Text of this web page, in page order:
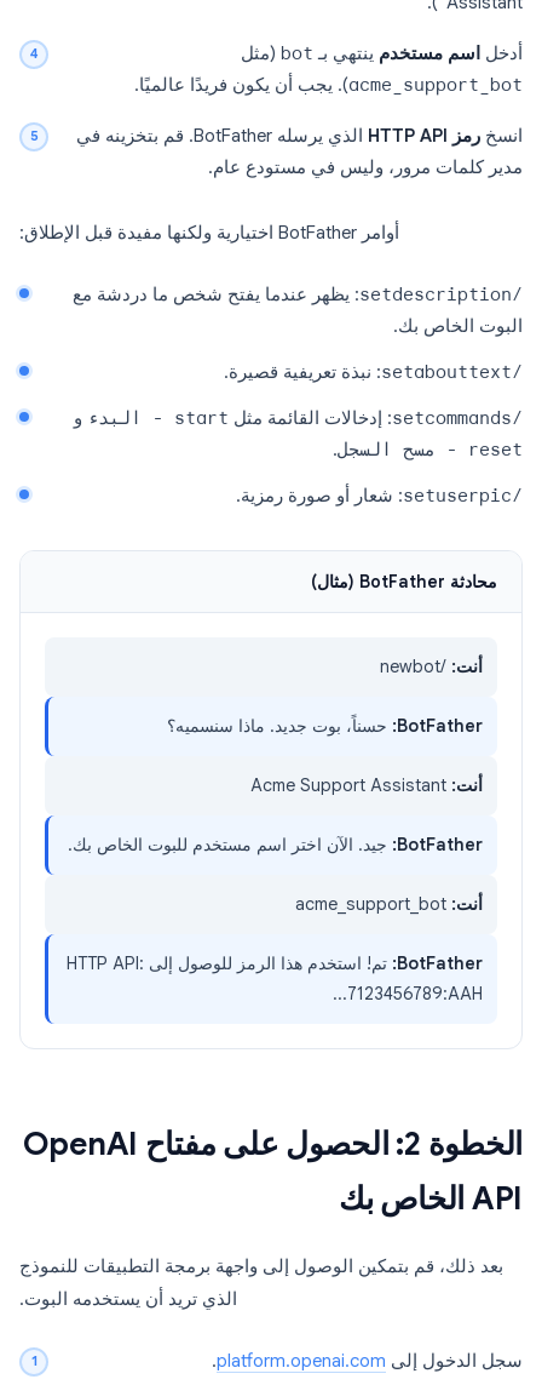
أدخل اسم مستخدم ينتهي بـ bot (مثل
acme_support_bot). يجب أن يكون فريدًا عالميًا.
انسخ رمز HTTP API
الذي يرسله BotFather. قم بتخزينه في
مدير كلمات مرور، وليس في مستودع عام.
أوامر BotFather اختيارية ولكنها مفيدة قبل الإطلاق:
/setdescription
: يظهر عندما يفتح شخص ما دردشة مع
البوت الخاص بك.
/setabouttext : نبذة تعريفية قصيرة.
/setcommands : إدخالات القائمة مثل start - البدء
و
reset - مسح السجل
.
/setuserpic : شعار أو صورة رمزية.
محادثة BotFather (مثال)
أنت: /newbot
BotFather: حسناً، بوت جديد. ماذا سنسميه؟
أنت:
BotFather: جيد. الآن اختر اسم مستخدم للبوت الخاص بك.
أنت:
BotFather:
تم! استخدم هذا الرمز للوصول إلى HTTP API:
7123456789:AAH...
الخطوة 2: الحصول على مفتاح OpenAI
API الخاص بك
بعد ذلك، قم بتمكين الوصول إلى واجهة برمجة التطبيقات للنموذج
الذي تريد أن يستخدمه البوت.
سجل الدخول إلى platform.openai.com
.